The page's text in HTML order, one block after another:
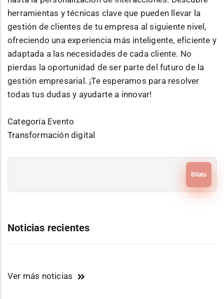
herramientas y técnicas clave que pueden llevar la
gestión de clientes de tu empresa al siguiente nivel,
ofreciendo una experiencia más inteligente, eficiente y
adaptada a las necesidades de cada cliente. No
pierdas la oportunidad de ser parte del futuro de la
gestión empresarial. ¡Te esperamos para resolver
todas tus dudas y ayudarte a innovar!
Categoría Evento
Transformación digital
Noticias recientes
Ver más noticias